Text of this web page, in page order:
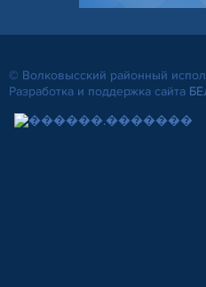
© Волковысский районный
Разработка и поддержка сайта